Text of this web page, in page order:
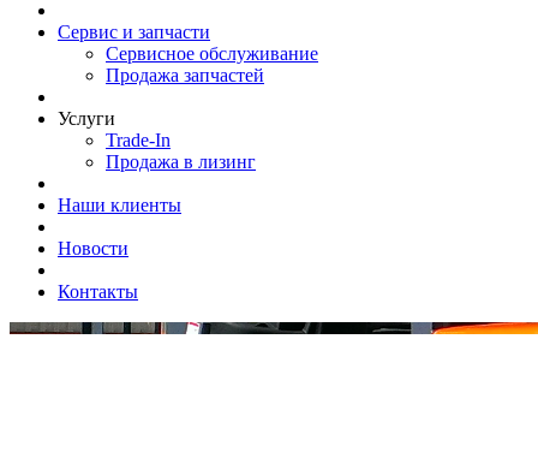
Сервис и запчасти
Сервисное обслуживание
Продажа запчастей
Услуги
Trade-In
Продажа в лизинг
Наши клиенты
Новости
Контакты